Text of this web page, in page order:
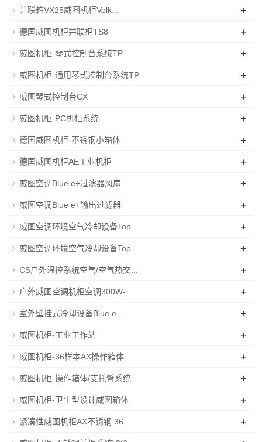
并联箱VX25威图机柜Volk... +
德国威图机柜并联柜TS8 +
威图机柜-琴式控制台系统TP +
威图机柜-通用琴式控制台系统TP +
威图琴式控制台CX +
威图机柜-PC机柜系统 +
德国威图机柜-不锈钢小箱体 +
德国威图机柜AE工业机柜 +
威图空调Blue e+过滤器风扇 +
威图空调Blue e+输出过滤器 +
威图空调环境空气冷却设备Top... +
威图空调环境空气冷却设备Top... +
CS户外温控系统空气/空气热交... +
户外威图空调机柜空调300W-... +
室外壁挂式冷却设备Blue e... +
威图机柜-工业工作站 +
威图机柜-36样本AX操作箱体... +
威图机柜-操作箱体/支托臂系统... +
威图机柜-卫生型设计威图箱体 +
紧凑性威图机柜AX不锈钢 36... +